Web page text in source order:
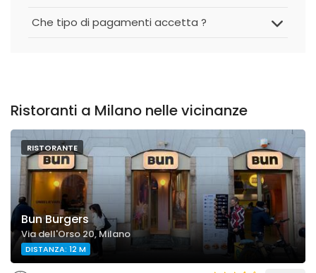
Che tipo di pagamenti accetta ?
Ristoranti a Milano nelle vicinanze
RISTORANTE
Bun Burgers
Via dell'Orso 20, Milano
DISTANZA: 12 M